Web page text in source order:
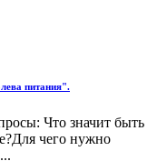
питания".
Что значит быть
чего нужно